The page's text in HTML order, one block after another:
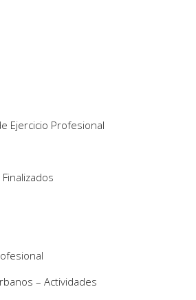
Ejercicio Profesional
– Actividades